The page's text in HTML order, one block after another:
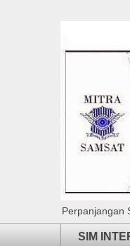
Perpanjangan
SIM